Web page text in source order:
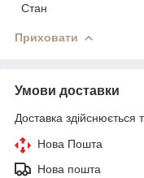
Стан
Приховати
Умови доставки
Доставка здійснюється
Нова Пошта
Нова пошта